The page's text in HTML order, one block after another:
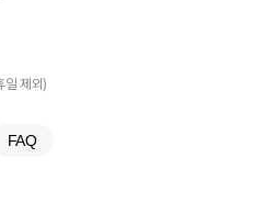
일 제외)
FAQ